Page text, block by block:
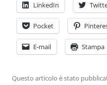
LinkedIn
Pocket
E-mail Stampa
Questo articolo è stato